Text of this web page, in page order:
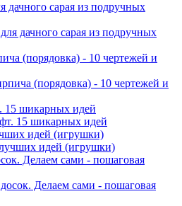
дачного сарая из подручных
(порядовка) - 10 чертежей и
15 шикарных идей
идей (игрушки)
Делаем сами - пошаговая